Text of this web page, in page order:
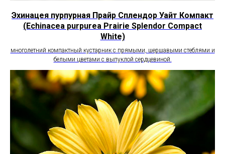
Эхинацея пурпурная Прайр Сплендор Уайт Компакт
(Echinacea purpurea Prairie Splendor Compact
White)
многолетний компактный кустарник с прямыми, шершавыми стеблями и
белыми цветами с выпуклой сердцевиной.